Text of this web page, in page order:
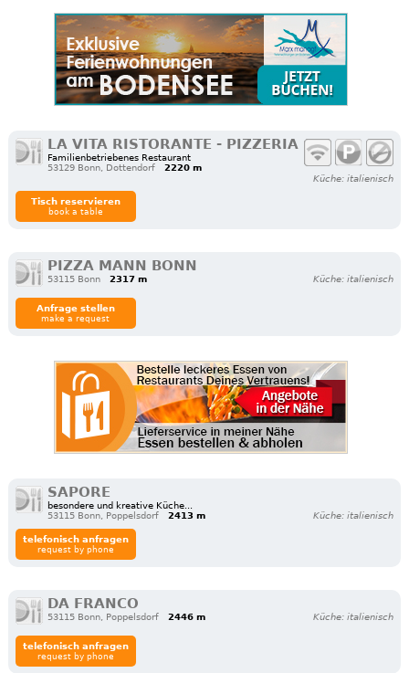
LA VITA RISTORANTE - PIZZERIA
Familienbetriebenes Restaurant
53129 Bonn, Dottendorf
2220 m
Küche: italienisch
Tisch reservieren
book a table
PIZZA MANN BONN
53115 Bonn 2317 m Küche: italienisch
Anfrage stellen
make a request
SAPORE
besondere und kreative Küche...
53115 Bonn, Poppelsdorf
2413 m Küche: italienisch
telefonisch anfragen
request by phone
DA FRANCO
53115 Bonn, Poppelsdorf 2446 m Küche: italienisch
telefonisch anfragen
request by phone